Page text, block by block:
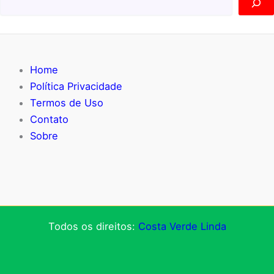
Home
Política Privacidade
Termos de Uso
Contato
Sobre
Todos os direitos: Costa Verde Linda